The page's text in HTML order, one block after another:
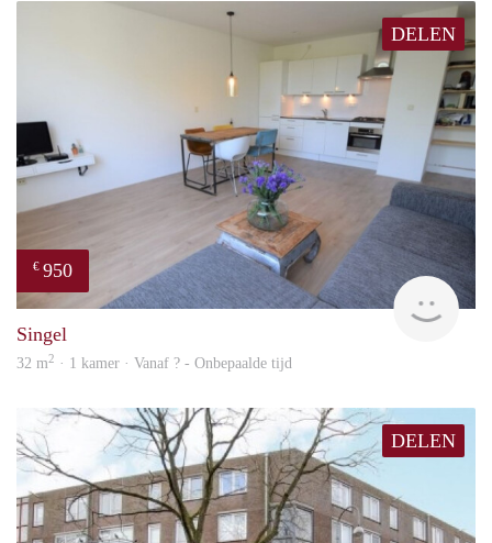
DELEN
€ 950
Singel
32 m2 · 1 kamer · Vanaf ? - Onbepaalde tijd
DELEN